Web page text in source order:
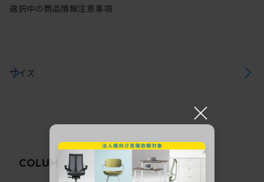
選択中の商品情報注意事項
サイズ
COLUMN関連コラム
×